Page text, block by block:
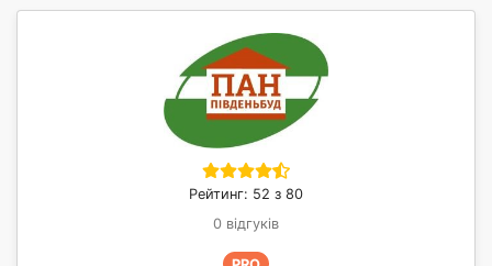
Рейтинг: 52 з 80
0 відгуків